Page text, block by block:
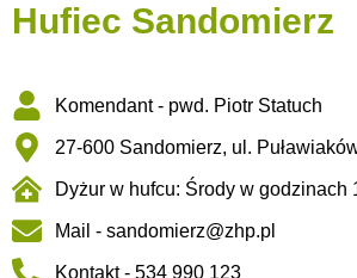
Hufiec Sandomierz
Komendant - pwd. Piotr Statuch
27-600 Sandomierz, ul.
Dyżur w hufcu: Środy w godzinach
Mail -sandomierz@zhp.pl
Kontakt - 534 990 123